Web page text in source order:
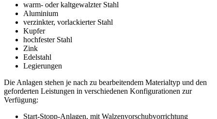
warm- oder kaltgewalzter Stahl
Aluminium
verzinkter, vorlackierter Stahl
Kupfer
hochfester Stahl
Zink
Edelstahl
Legierungen
Die Anlagen stehen je nach zu bearbeitendem Materialtyp und den
geforderten Leistungen in verschiedenen Konfigurationen zur
Verfügung:
Start-Stopp-Anlagen, mit Walzenvorschubvorrichtung